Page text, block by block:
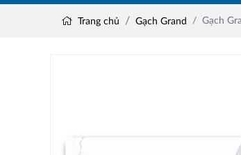
Trang chủ Gạch Grand Gạch